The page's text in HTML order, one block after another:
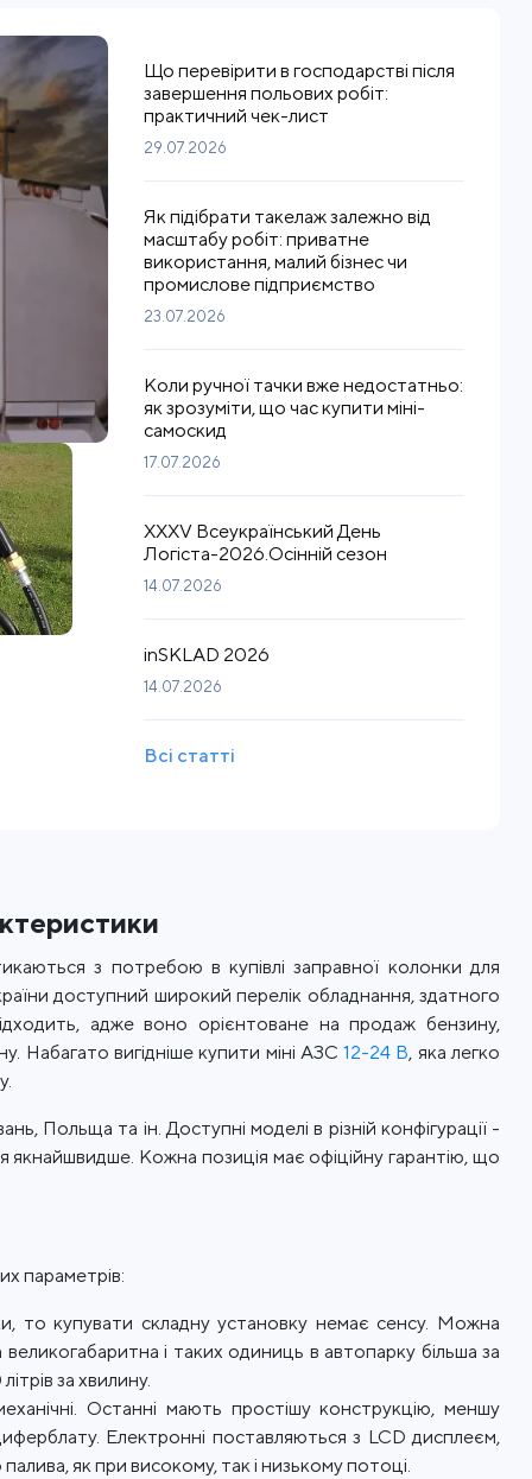
Що перевірити в господарстві після
завершення польових робіт:
практичний чек-лист
29.07.2026
Як підібрати такелаж залежно від
масштабу робіт: приватне
використання, малий бізнес чи
промислове підприємство
23.07.2026
Коли ручної тачки вже недостатньо:
як зрозуміти, що час купити міні-
самоскид
17.07.2026
XXXV Всеукраїнський День
Логіста-2026.Осінній сезон
14.07.2026
inSKLAD 2026
14.07.2026
Всі статті
з потребою в купівлі заправної колонки для
доступний широкий перелік обладнання, здатного
адже воно орієнтоване на продаж бензину,
Набагато вигідніше купити міні АЗС12-24 В, яка легко
Польща та ін. Доступні моделі в різній конфігурації -
якнайшвидше. Кожна позиція має офіційну гарантію, що
параметрів:
то купувати складну установку немає сенсу. Можна
і таких одиниць в автопарку більша за
за хвилину.
Останні мають простішу конструкцію, меншу
Електронні поставляються з LCD дисплеєм,
як при високому, так і низькому потоці.